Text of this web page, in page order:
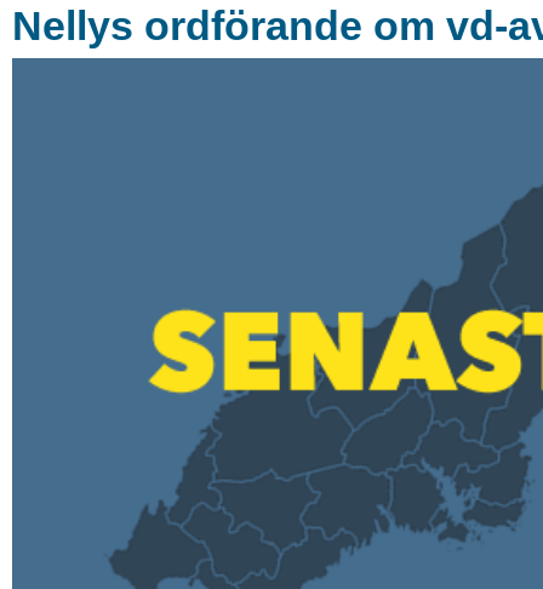
Nellys ordförande om vd-